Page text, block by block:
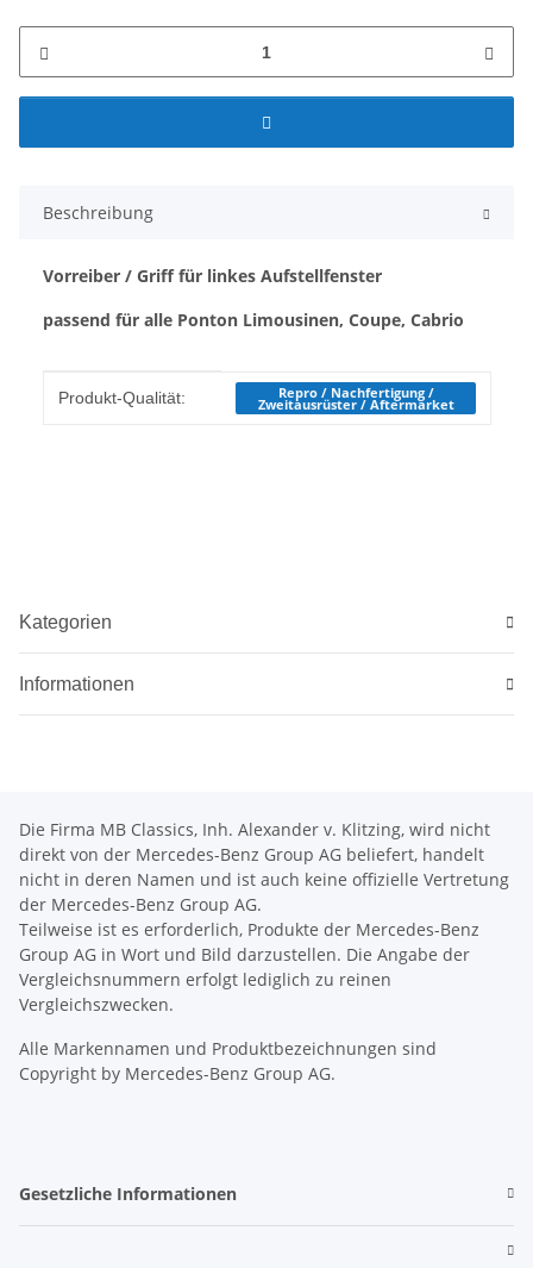
Beschreibung
Vorreiber / Griff für linkes Aufstellfenster
passend für alle Ponton Limousinen, Coupe, Cabrio
Produkteigenschaft
Wert
Produkt-Qualität: Repro / Nachfertigung /
Zweitausrüster / Aftermarket
Kategorien
Informationen
Die Firma MB Classics, Inh. Alexander v. Klitzing, wird nicht
direkt von der Mercedes-Benz Group AG beliefert, handelt
nicht in deren Namen und ist auch keine offizielle Vertretung
der Mercedes-Benz Group AG.
Teilweise ist es erforderlich, Produkte der Mercedes-Benz
Group AG in Wort und Bild darzustellen. Die Angabe der
Vergleichsnummern erfolgt lediglich zu reinen
Vergleichszwecken.
Alle Markennamen und Produktbezeichnungen sind
Copyright by Mercedes-Benz Group AG.
Gesetzliche Informationen